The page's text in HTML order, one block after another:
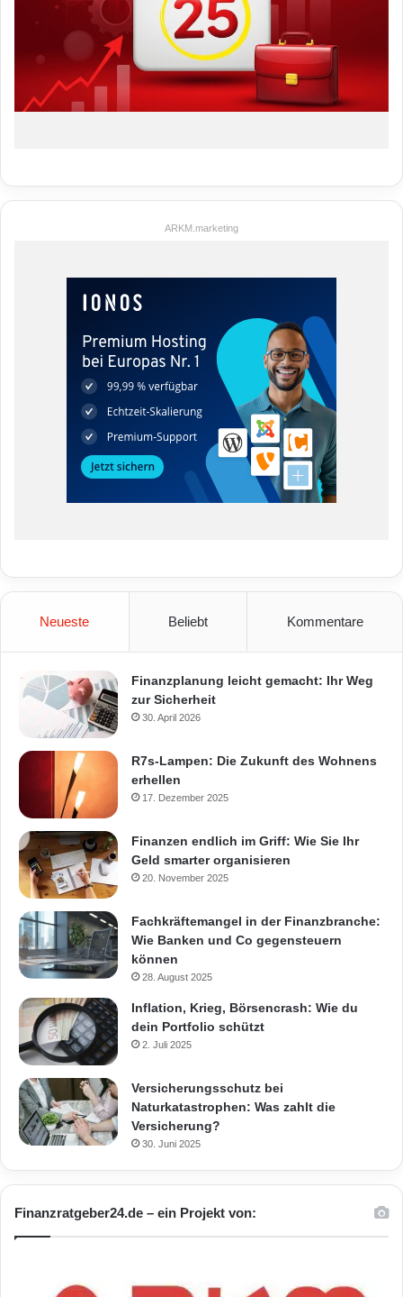
ARKM.marketing
Neueste Beliebt Kommentare
Finanzplanung leicht gemacht: Ihr Weg
zur Sicherheit
30. April 2026
R7s-Lampen: Die Zukunft des Wohnens
erhellen
17. Dezember 2025
Finanzen endlich im Griff: Wie Sie Ihr
Geld smarter organisieren
20. November 2025
Fachkräftemangel in der Finanzbranche:
Wie Banken und Co gegensteuern
können
28. August 2025
Inflation, Krieg, Börsencrash: Wie du
dein Portfolio schützt
2. Juli 2025
Versicherungsschutz bei
Naturkatastrophen: Was zahlt die
Versicherung?
30. Juni 2025
Finanzratgeber24.de – ein Projekt von: